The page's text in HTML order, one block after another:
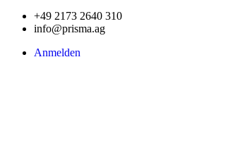
+49 2173 2640 310
info@prisma.ag
Anmelden